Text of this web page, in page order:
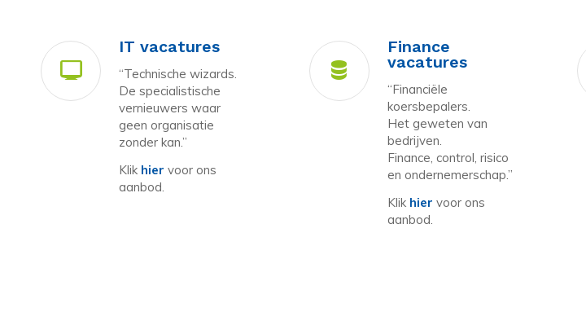
IT vacatures
“Technische wizards.
De specialistische
vernieuwers waar
geen organisatie
zonder kan.”
Klik hier voor ons
aanbod.
Finance
vacatures
“Financiële
koersbepalers.
Het geweten van
bedrijven.
Finance, control, risico
en ondernemerschap.”
Klik hier voor ons
aanbod.